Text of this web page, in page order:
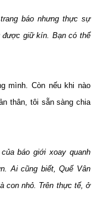
báo nhưng thực sự
được giữ kín. Bạn có thể
mình. Còn nếu khi nào
thân, tôi sẵn sàng chia
báo giới xoay quanh
Ai cũng biết, Quế Vân
con nhỏ. Trên thực tế, ở